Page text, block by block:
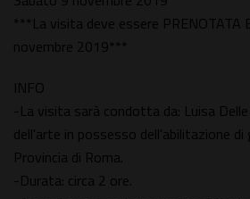
***La visita deve essere PRENOTATA
novembre 2019***
INFO
-La visita sarà condotta da: Luisa
dell'arte in possesso dell'abilitazione
Provincia di Roma.
-Durata: circa 2 ore.